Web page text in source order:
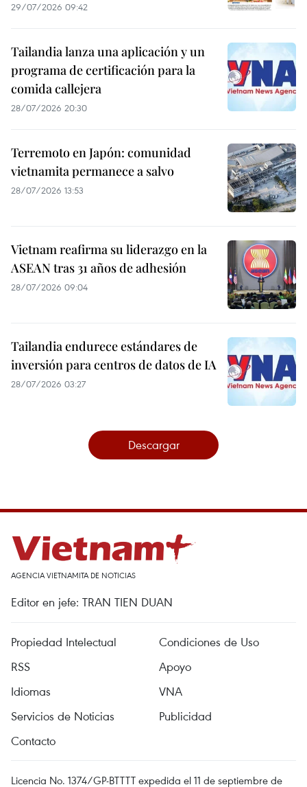
29/07/2026 09:42
Tailandia lanza una aplicación y un
programa de certificación para la
comida callejera
28/07/2026 20:30
Terremoto en Japón: comunidad
vietnamita permanece a salvo
28/07/2026 13:53
Vietnam reafirma su liderazgo en la
ASEAN tras 31 años de adhesión
28/07/2026 09:04
Tailandia endurece estándares de
inversión para centros de datos de IA
28/07/2026 03:27
Descargar
AGENCIA VIETNAMITA DE NOTICIAS
Editor en jefe: TRAN TIEN DUAN
Propiedad Intelectual
Condiciones de Uso
RSS
Apoyo
Idiomas
VNA
Servicios de Noticias
Publicidad
Contacto
Licencia No. 1374/GP-BTTTT expedida el 11 de septiembre de